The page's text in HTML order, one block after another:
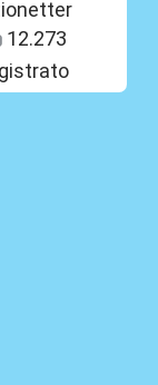
12.273